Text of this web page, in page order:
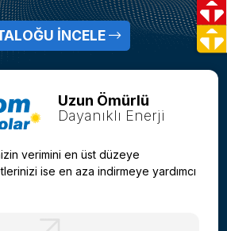
İNCELE
Uzun Ömürlü
Dayanıklı Enerji
verimini en üst düzeye
ise en aza indirmeye yardımcı